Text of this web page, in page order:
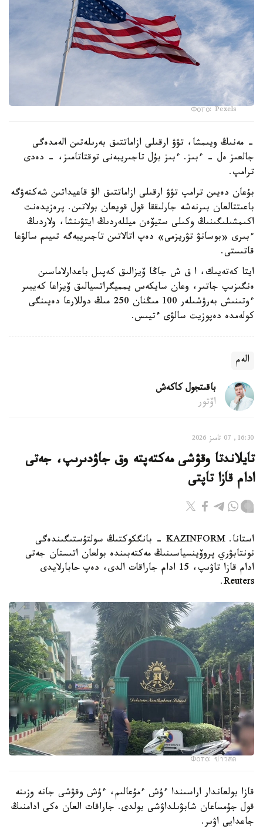
Фото: Pexels
- مەنىڭ ويىمشا، تۋۋ ارقىلى ازاماتتىق بەرىلەتىن الەمدەگى
جالعىز ەل - ءبىز. ءبىز بۇل تاجىريبەنى توقتاتامىز، - دەدى
ترامپ.
بۇعان دەيىن ترامپ تۋۋ ارقىلى ازاماتتىق الۋ قاعيداتىن شەكتەۋگە
باعىتتالعان بىرنەشە جارلىققا قول قويعان بولاتىن. پرەزيدەنت
اكىمشىلىگىنىڭ وكىلى ستيۆەن ميللەردىڭ ايتۋىنشا، ولاردىڭ
ءبىرى «بوسانۋ تۋريزمى» دەپ اتالاتىن تاجىريبەگە تىيىم سالۋعا
قاتىستى.
ايتا كەتەيىك، ا ق ش جاڭا ۆيزالىق كەپىل باعدارلاماسىن
ەنگىزىپ جاتىر، وعان سايكەس يمميگراتسيالىق ۆيزاعا كەيبىر
ءوتىنىش بەرۋشىلەر 100 مىڭنان 250 مىڭ دوللارعا دەيىنگى
كولەمدە دەپوزيت سالۋى ءتيىس.
الەم
باقىتجول كاكەش
اۆتور
16:30, 07 تامىز 2026
تايلاندتا وقۋشى مەكتەپتە وق جاۋدىرىپ، جەتى
ادام قازا تاپتى
استانا. KAZINFORM - بانگكوكتىڭ سولتۇستىگىندەگى
نونتابۋري پروۆينسياسىنىڭ مەكتەبىندە بولعان اتىستان جەتى
ادام قازا تاۋىپ، 15 ادام جاراقات الدى، دەپ حابارلايدى
Reuters.
Фото: ข่าวสด
قازا بولعاندار اراسىندا ءۇش ءمۇعالىم، ءۇش وقۋشى جانە وزىنە
قول جۇمساعان شابۋىلداۋشى بولدى. جاراقات العان ەكى ادامنىڭ
جاعدايى اۋىر.